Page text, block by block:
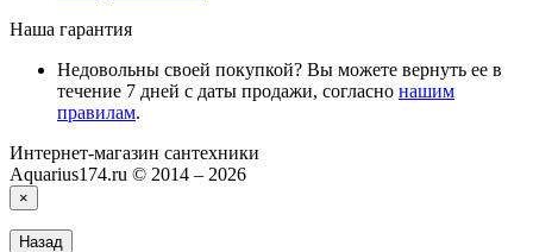
Наша гарантия
Недовольны своей покупкой? Вы можете вернуть ее в
течение 7 дней с даты продажи, согласно нашим
правилам.
Интернет-магазин сантехники
Aquarius174.ru © 2014 – 2026
×
Назад